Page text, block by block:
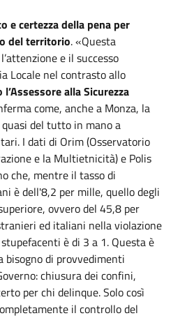
e certezza della pena per
del territorio. «Questa
e il successo
Locale nel contrasto allo
alla Sicurezza
come, anche a Monza, la
quasi del tutto in mano a
I dati di Orim (Osservatorio
e la Multietnicità) e Polis
che, mentre il tasso di
è dell'8,2 per mille, quello degli
ovvero del 45,8 per
ed italiani nella violazione
è di 3 a 1. Questa è
bisogno di provvedimenti
chiusura dei confini,
per chi delinque. Solo così
il controllo del